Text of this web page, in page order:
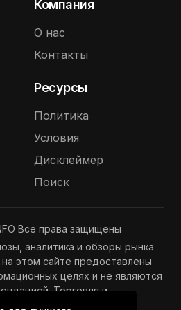
Компания
О нас
Контакты
Ресурсы
Политика
Условия
Дисклеймер
Поиск
Все права защищены
аналитика и обзоры рынка
этом сайте предоставлены
целях и не являются
Торговля и
потери капитала.